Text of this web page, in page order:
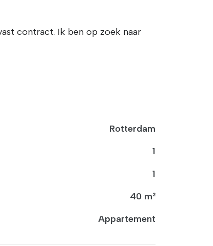
contract. Ik ben op zoek naar
Rotterdam
1
1
40 m²
Appartement